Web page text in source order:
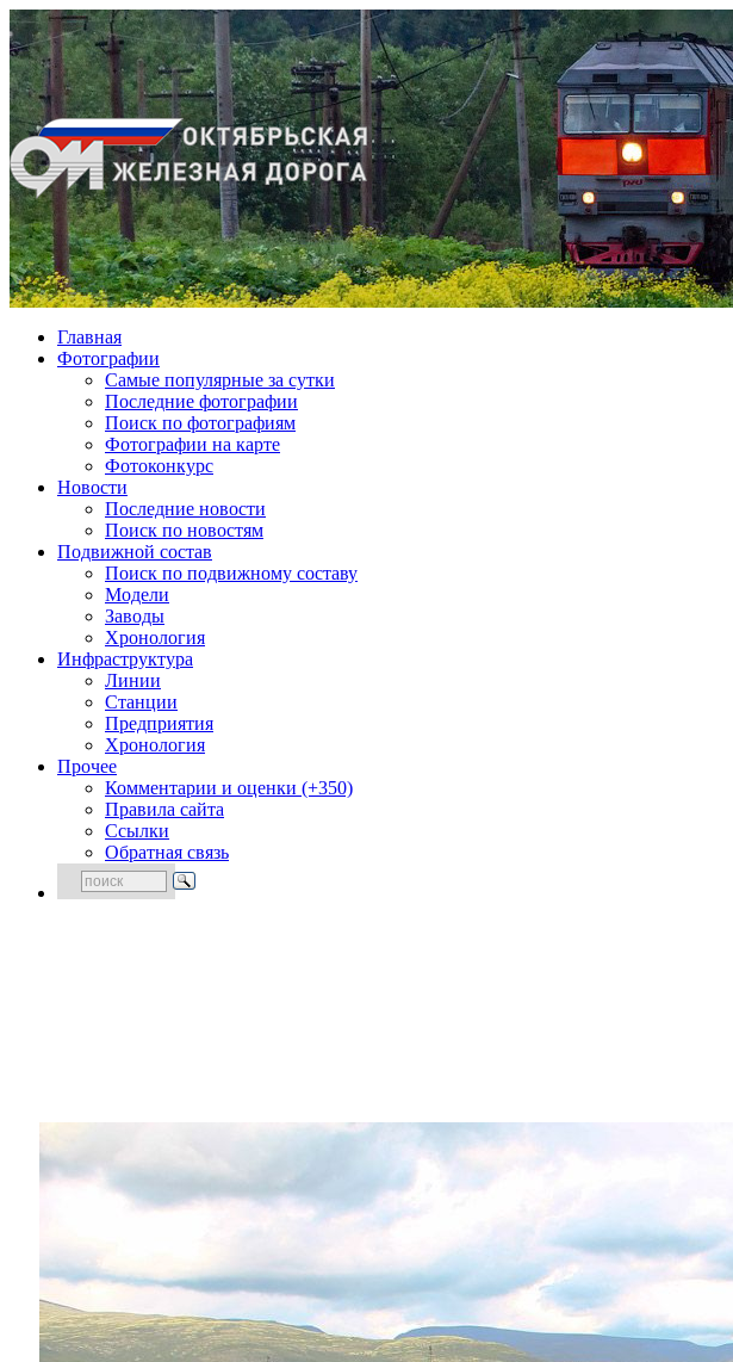
Главная
Фотографии
Cамые популярные за сутки
Последние фотографии
Поиск по фотографиям
Фотографии на карте
Фотоконкурс
Новости
Последние новости
Поиск по новостям
Подвижной состав
Поиск по подвижному составу
Модели
Заводы
Хронология
Инфраструктура
Линии
Станции
Предприятия
Хронология
Прочее
Комментарии и оценки (+350)
Правила сайта
Ссылки
Обратная связь